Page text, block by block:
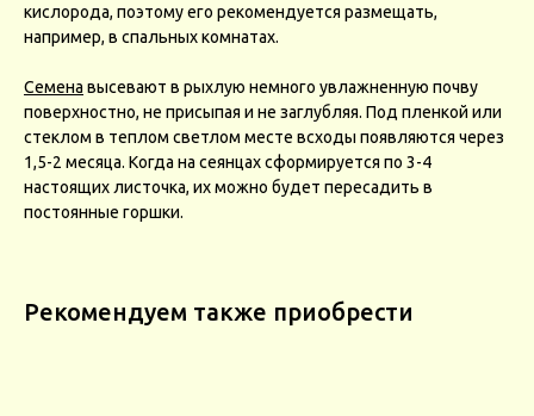
кислорода, поэтому его рекомендуется размещать,
например, в спальных комнатах.
Семена высевают в рыхлую немного увлажненную почву
поверхностно, не присыпая и не заглубляя. Под пленкой или
стеклом в теплом светлом месте всходы появляются через
1,5-2 месяца. Когда на сеянцах сформируется по 3-4
настоящих листочка, их можно будет пересадить в
постоянные горшки.
Рекомендуем также приобрести